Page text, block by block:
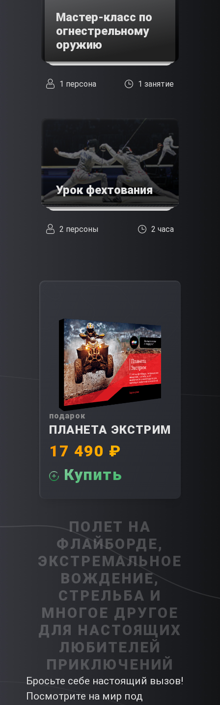
Мастер-класс по
огнестрельному
оружию
1 персона 1 занятие
Урок фехтования
2 персоны 2 часа
подарок
ПЛАНЕТА ЭКСТРИМ
17 490 ₽
Купить
ПОЛЕТ НА
ФЛАЙБОРДЕ,
ЭКСТРЕМАЛЬНОЕ
ВОЖДЕНИЕ,
СТРЕЛЬБА И
МНОГОЕ ДРУГОЕ
ДЛЯ НАСТОЯЩИХ
ЛЮБИТЕЛЕЙ
ПРИКЛЮЧЕНИЙ
Бросьте себе настоящий вызов!
Посмотрите на мир под